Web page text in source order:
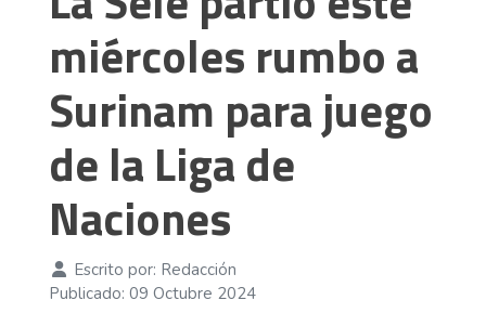
miércoles rumbo a
Surinam para juego
de la Liga de
Naciones
Escrito por: Redacción
Publicado: 09 Octubre 2024